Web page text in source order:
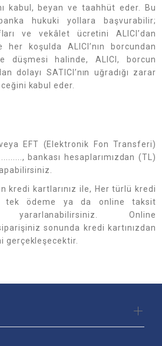
kabul, beyan ve taahhüt eder. Bu
hukuki yollara başvurabilir;
ve vekâlet ücretini ALICI’dan
koşulda ALICI’nın borcundan
düşmesi halinde, ALICI, borcun
dolayı SATICI’nın uğradığı zarar
kabul eder.
EFT (Elektronik Fon Transferi)
bankası hesaplarımızdan (TL)
kredi kartlarınız ile, Her türlü kredi
tek ödeme ya da online taksit
yararlanabilirsiniz. Online
sonunda kredi kartınızdan
gerçekleşecektir.